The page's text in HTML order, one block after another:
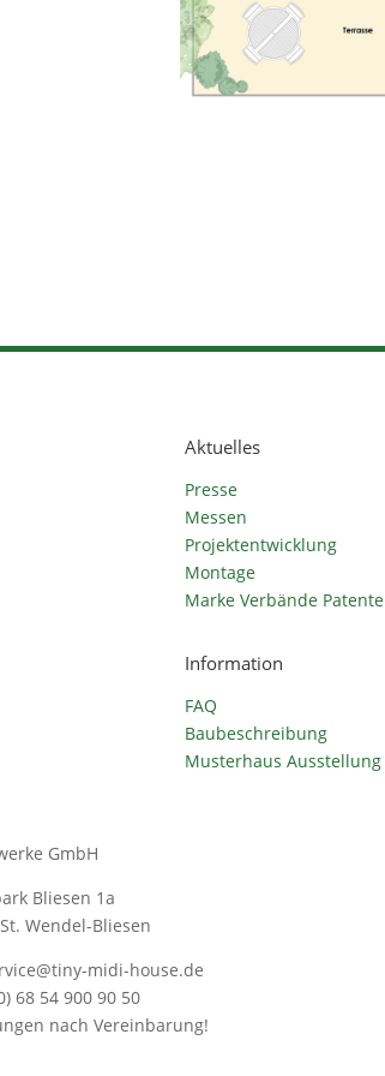
Aktuelles
Presse
Messen
Projektentwicklung
Montage
Marke Verbände Patente
Information
FAQ
Baubeschreibung
Musterhaus Ausstellung
GmbH
Bliesen 1a
Wendel-Bliesen
midi-house.de
68 54 900 90 50
nach Vereinbarung!